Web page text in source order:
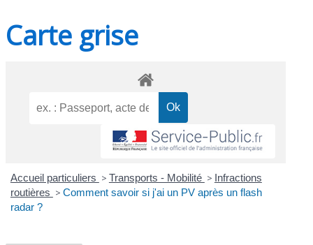
Carte grise
Accueil particuliers > Transports - Mobilité > Infractions
routières > Comment savoir si j'ai un PV après un flash
radar ?